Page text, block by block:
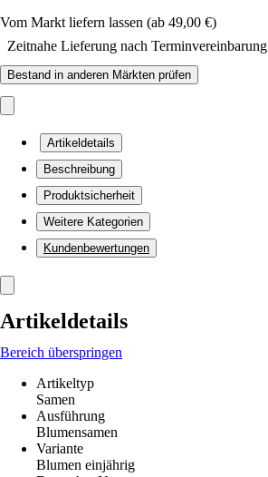
Vom Markt liefern lassen (ab 49,00 €)
Zeitnahe Lieferung nach Terminvereinbarung
Bestand in anderen Märkten prüfen
Artikeldetails
Beschreibung
Produktsicherheit
Weitere Kategorien
Kundenbewertungen
Artikeldetails
Bereich überspringen
Artikeltyp
Samen
Ausführung
Blumensamen
Variante
Blumen einjährig